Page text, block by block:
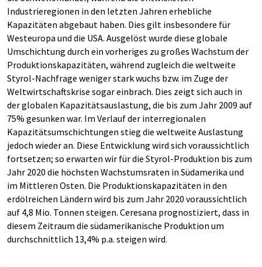
Industrieregionen in den letzten Jahren erhebliche
Kapazitäten abgebaut haben. Dies gilt insbesondere für
Westeuropa und die USA. Ausgelöst wurde diese globale
Umschichtung durch ein vorheriges zu großes Wachstum der
Produktionskapazitäten, während zugleich die weltweite
Styrol-Nachfrage weniger stark wuchs bzw. im Zuge der
Weltwirtschaftskrise sogar einbrach. Dies zeigt sich auch in
der globalen Kapazitätsauslastung, die bis zum Jahr 2009 auf
75% gesunken war. Im Verlauf der interregionalen
Kapazitätsumschichtungen stieg die weltweite Auslastung
jedoch wieder an. Diese Entwicklung wird sich voraussichtlich
fortsetzen; so erwarten wir für die Styrol-Produktion bis zum
Jahr 2020 die höchsten Wachstumsraten in Südamerika und
im Mittleren Osten. Die Produktionskapazitäten in den
erdölreichen Ländern wird bis zum Jahr 2020 voraussichtlich
auf 4,8 Mio. Tonnen steigen. Ceresana prognostiziert, dass in
diesem Zeitraum die südamerikanische Produktion um
durchschnittlich 13,4% p.a. steigen wird.